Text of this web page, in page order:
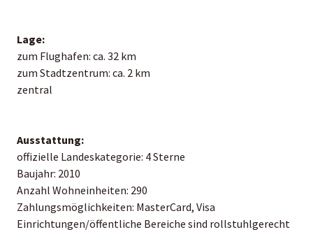
Lage:
zum Flughafen: ca. 32 km
zum Stadtzentrum: ca. 2 km
zentral
Ausstattung:
offizielle Landeskategorie: 4 Sterne
Baujahr: 2010
Anzahl Wohneinheiten: 290
Zahlungsmöglichkeiten: MasterCard, Visa
Einrichtungen/öffentliche Bereiche sind rollstuhlgerecht